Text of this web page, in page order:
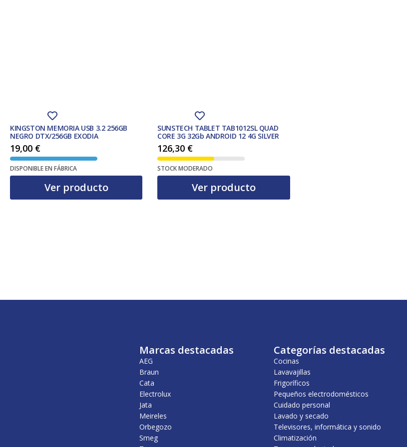
KINGSTON MEMORIA USB 3.2 256GB
NEGRO DTX/256GB EXODIA
19,00 €
DISPONIBLE EN FÁBRICA
Ver producto
SUNSTECH TABLET TAB1012SL QUAD
CORE 3G 32Gb ANDROID 12 4G SILVER
126,30 €
STOCK MODERADO
Ver producto
Marcas destacadas
AEG
Braun
Cata
Electrolux
Jata
Meireles
Orbegozo
Smeg
Categorías destacadas
Cocinas
Lavavajillas
Frigoríficos
Pequeños electrodomésticos
Cuidado personal
Lavado y secado
Televisores, informática y sonido
Climatización